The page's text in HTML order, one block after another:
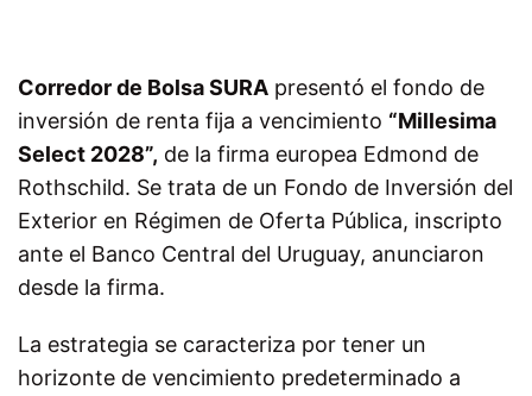
Corredor de Bolsa SURA presentó el fondo de
inversión de renta fija a vencimiento “Millesima
Select 2028”, de la firma europea Edmond de
Rothschild. Se trata de un Fondo de Inversión del
Exterior en Régimen de Oferta Pública, inscripto
ante el Banco Central del Uruguay, anunciaron
desde la firma.
La estrategia se caracteriza por tener un
horizonte de vencimiento predeterminado a